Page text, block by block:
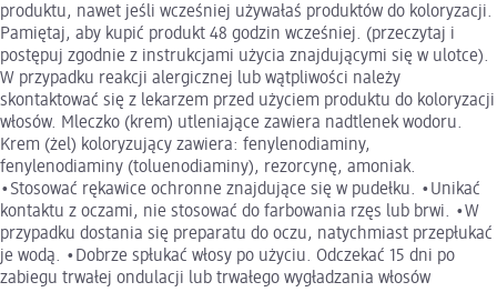
produktu, nawet jeśli wcześniej używałaś produktów do koloryzacji.
Pamiętaj, aby kupić produkt 48 godzin wcześniej. (przeczytaj i
postępuj zgodnie z instrukcjami użycia znajdującymi się w ulotce).
W przypadku reakcji alergicznej lub wątpliwości należy
skontaktować się z lekarzem przed użyciem produktu do koloryzacji
włosów. Mleczko (krem) utleniające zawiera nadtlenek wodoru.
Krem (żel) koloryzujący zawiera: fenylenodiaminy,
fenylenodiaminy (toluenodiaminy), rezorcynę, amoniak.
•Stosować rękawice ochronne znajdujące się w pudełku. •Unikać
kontaktu z oczami, nie stosować do farbowania rzęs lub brwi. •W
przypadku dostania się preparatu do oczu, natychmiast przepłukać
je wodą. •Dobrze spłukać włosy po użyciu. Odczekać 15 dni po
zabiegu trwałej ondulacji lub trwałego wygładzania włosów